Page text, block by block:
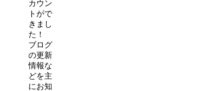
カウン
トがで
きまし
た！
ブログ
の更新
情報な
どを主
にお知